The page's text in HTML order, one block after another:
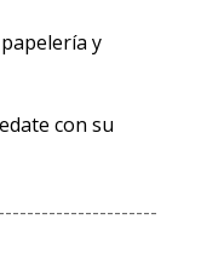
y
con su